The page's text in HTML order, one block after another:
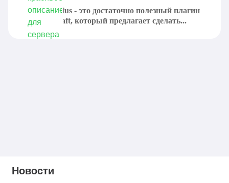
ServerListPlus - это достаточно полезный плагин
для Minecraft, который предлагает сделать...
Новости